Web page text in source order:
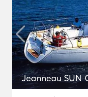
Jeanneau SUN